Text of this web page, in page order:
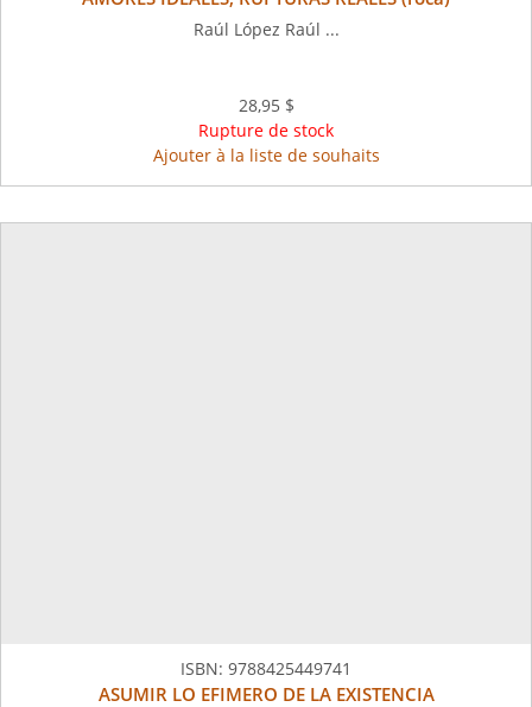
Raúl López Raúl ...
28,95 $
Rupture de stock
Ajouter à la liste de souhaits
ISBN: 9788425449741
ASUMIR LO EFIMERO DE LA EXISTENCIA